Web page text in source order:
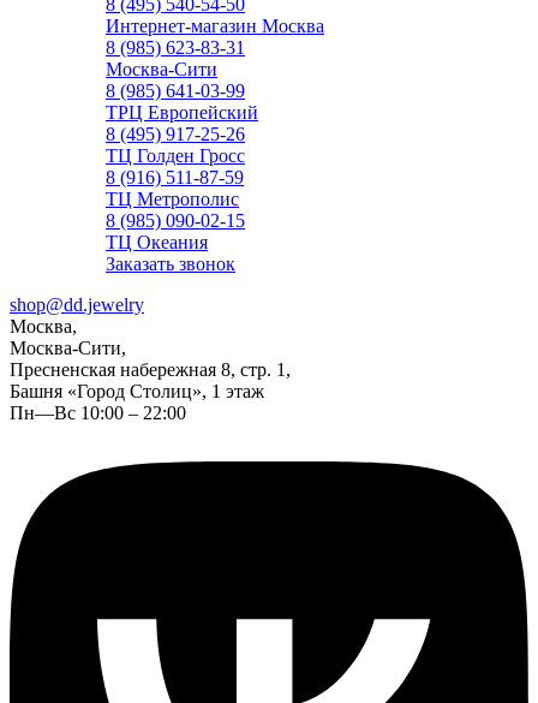
8 (495) 540-54-50
Интернет-магазин Москва
8 (985) 623-83-31
Москва-Сити
8 (985) 641-03-99
ТРЦ Европейский
8 (495) 917-25-26
ТЦ Голден Гросс
8 (916) 511-87-59
ТЦ Метрополис
8 (985) 090-02-15
ТЦ Океания
Заказать звонок
shop@dd.jewelry
Москва,
Москва-Сити,
Пресненская набережная 8, стр. 1,
Башня «Город Столиц», 1 этаж
Пн—Вс 10:00 – 22:00